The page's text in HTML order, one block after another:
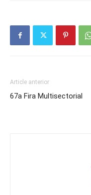
Article anterior
67a Fira Multisectorial